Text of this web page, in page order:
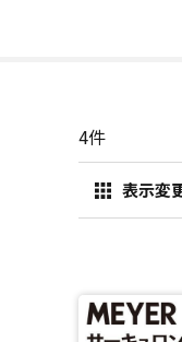
4件
表示変